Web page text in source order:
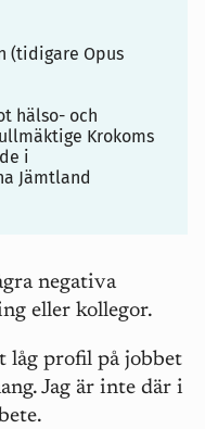
(tidigare Opus
hälso- och
Krokoms
i
Jämtland
negativa
eller kollegor.
låg profil på jobbet
Jag är inte där i